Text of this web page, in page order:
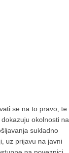
se na to pravo, te
okolnosti na
sukladno
uz prijavu na javni